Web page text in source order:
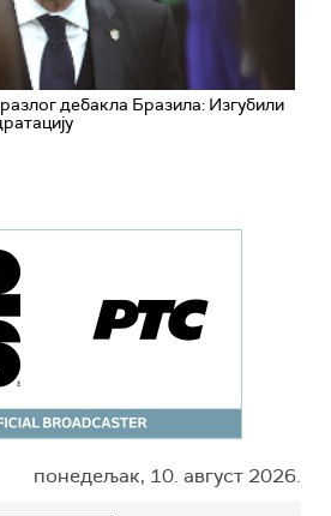
дебакла Бразила: Изгубили
понедељак, 10. август 2026.